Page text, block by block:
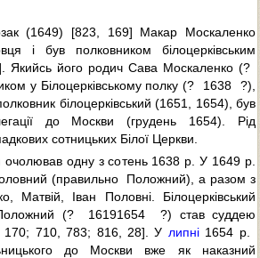
(1649) [823, 169] Макар Москаленко
і був полковником білоцерківським
Якийсь його родич Сава Москаленко (? 
у Білоцерківському полку (?  1638  ?),
білоцерківський (1651, 1654), був
до Москви (грудень 1654). Рід
сотницьких Білої Церкви.
одну з сотень 1638 р. У 1649 р.
(правильно  Положний), а разом з
Матвій, Іван Половні. Білоцерківський
(?  16191654  ?) став суддею
170; 710, 783; 816, 28]. У липні1654 р. 
до Москви вже як наказний